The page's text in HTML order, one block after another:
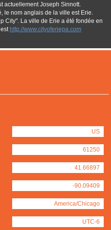
US
61250
41.66897
-90.09409
America/Chicago
UTC-6
actuellement Joseph Sinnott.
le nom anglais de la ville est Erie.
City". La ville de Erie a été fondée en
http://www.cityoferiepa.com